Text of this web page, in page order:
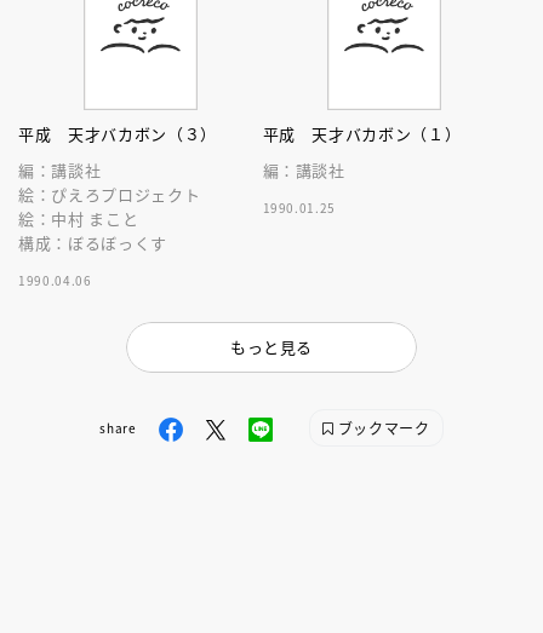
平成 天才バカボン（３）
編：講談社
絵：ぴえろプロジェクト
絵：中村 まこと
構成：ぼるぼっくす
1990.04.06
平成 天才バカボン（１）
編：講談社
1990.01.25
もっと見る
share ブックマーク